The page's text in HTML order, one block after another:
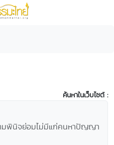
ค้นหาในเว็บไซต์ :
นิจย่อมไม่มีแก่คนหาปัญญา